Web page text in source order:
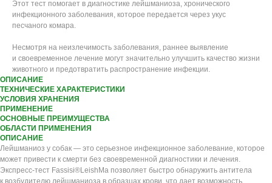
Этот тест помогает в диагностике лейшманиоза, хронического
инфекционного заболевания, которое передается через укус
песчаного комара.
Несмотря на неизлечимость заболевания, раннее выявление
и своевременное лечение могут значительно улучшить качество жизни
животного и предотвратить распространение инфекции.
ОПИСАНИЕ
ТЕХНИЧЕСКИЕ ХАРАКТЕРИСТИКИ
УСЛОВИЯ ХРАНЕНИЯ
ПРИМЕНЕНИЕ
ОСНОВНЫЕ ПРЕИМУЩЕСТВА
ОБЛАСТИ ПРИМЕНЕНИЯ
ОПИСАНИЕ
Лейшманиоз у собак — это серьезное инфекционное заболевание, которое
может привести к смерти без своевременной диагностики и лечения.
Экспресс-тест Fassisi®LeishMa позволяет быстро обнаружить антитела
к возбудителю лейшманиоза в образцах крови, что дает возможность